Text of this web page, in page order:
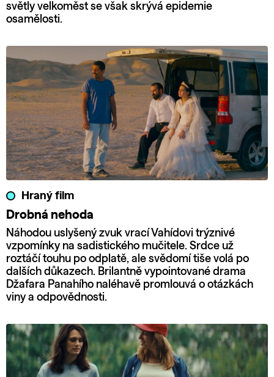
světly velkoměst se však skrývá epidemie
osamělosti.
Hraný film
Drobná nehoda
Náhodou uslyšený zvuk vrací Vahídovi trýznivé
vzpomínky na sadistického mučitele. Srdce už
roztáčí touhu po odplatě, ale svědomí tiše volá po
dalších důkazech. Brilantně vypointované drama
Džafara Panahího naléhavě promlouvá o otázkách
viny a odpovědnosti.